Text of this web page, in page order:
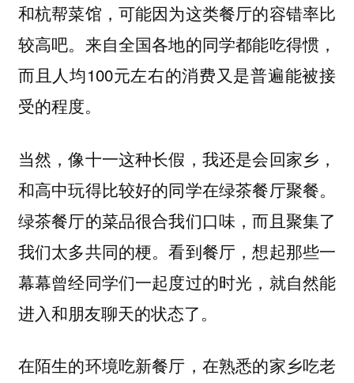
和杭帮菜馆，可能因为这类餐厅的容错率比
较高吧。来自全国各地的同学都能吃得惯，
而且人均100元左右的消费又是普遍能被接
受的程度。
当然，像十一这种长假，我还是会回家乡，
和高中玩得比较好的同学在绿茶餐厅聚餐。
绿茶餐厅的菜品很合我们口味，而且聚集了
我们太多共同的梗。看到餐厅，想起那些一
幕幕曾经同学们一起度过的时光，就自然能
进入和朋友聊天的状态了。
在陌生的环境吃新餐厅，在熟悉的家乡吃老